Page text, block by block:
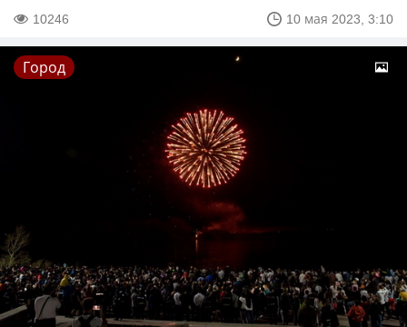
10246 10 мая 2023, 3:10
Город